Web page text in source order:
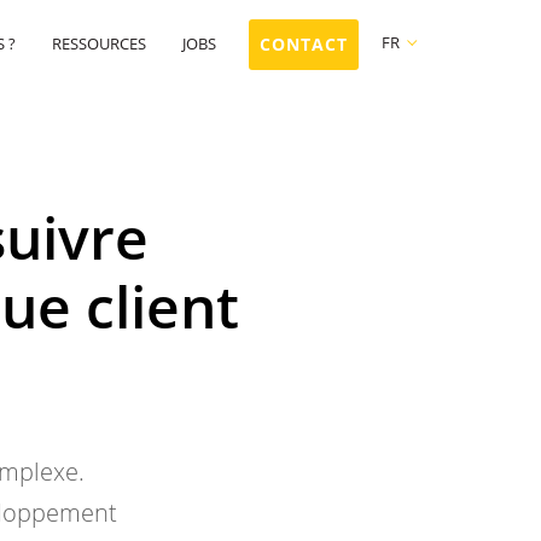
? RESSOURCES JOBS CONTACT
FR
client